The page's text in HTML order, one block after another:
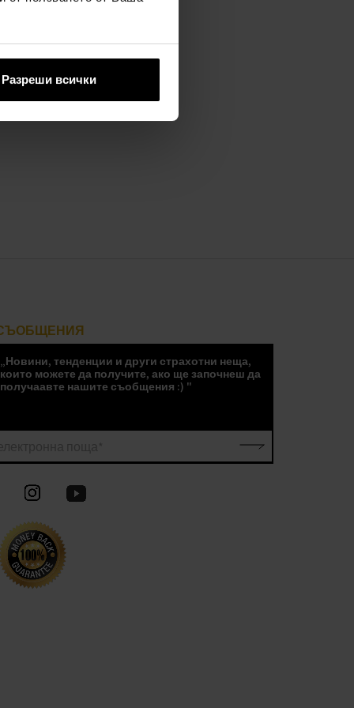
Разреши всички
вас
„Новини, тенденции и други страхотни неща,
които можете да получите, ако ще започнеш да
получаавте нашите съобщения :) "